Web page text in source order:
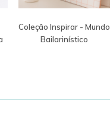
Coleção Inspirar - Mundo
Bailarinístico